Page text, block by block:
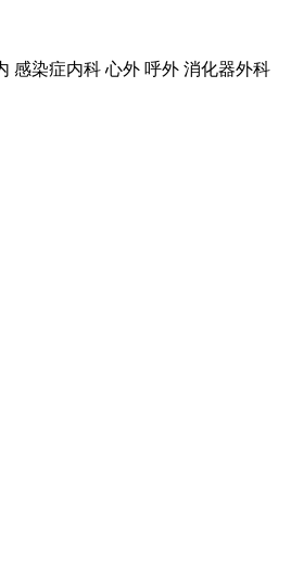
感染症内科 心外 呼外 消化器外科